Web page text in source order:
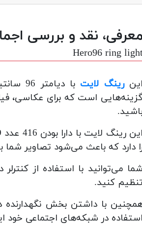
نقد و بررسی
Hero96 ring
اینرینگ لایت
با
است که برای عکاسی،
دارد که باعث می‌شود تصاویر شما
شما می‌توانید با استفاده از
تنظیم کنید.
با داشتن بخش نگهدارنده
استفاده در شبکه‌های اجتماعی خود